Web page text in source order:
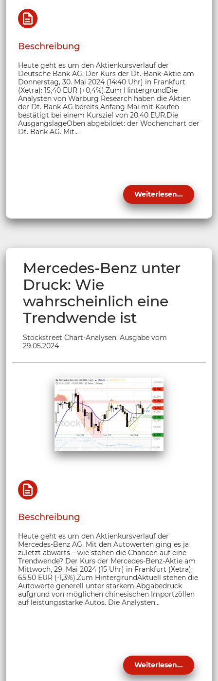
Beschreibung
Heute geht es um den Aktienkursverlauf der
Deutsche Bank AG. Der Kurs der Dt.-Bank-Aktie am
Donnerstag, 30. Mai 2024 (14:40 Uhr) in Frankfurt
(Xetra): 15,40 EUR (+0,4%).Zum HintergrundDie
Analysten von Warburg Research haben die Aktien
der Dt. Bank AG bereits Anfang Mai mit Kaufen
bestätigt bei einem Kursziel von 20,40 EUR.Die
AusgangslageOben abgebildet: der Wochenchart der
Dt. Bank AG. Mit...
Weiterlesen...
Mercedes-Benz unter
Druck: Wie
wahrscheinlich eine
Trendwende ist
Stockstreet Chart-Analysen: Ausgabe vom
29.05.2024
Beschreibung
Heute geht es um den Aktienkursverlauf der
Mercedes-Benz AG. Mit den Autowerten ging es ja
zuletzt abwärts – wie stehen die Chancen auf eine
Trendwende? Der Kurs der Mercedes-Benz-Aktie am
Mittwoch, 29. Mai 2024 (15 Uhr) in Frankfurt (Xetra):
65,50 EUR (-1,3%).Zum HintergrundAktuell stehen die
Autowerte generell unter starkem Abgabedruck
aufgrund von möglichen chinesischen Importzöllen
auf leistungsstarke Autos. Die Analysten...
Weiterlesen...